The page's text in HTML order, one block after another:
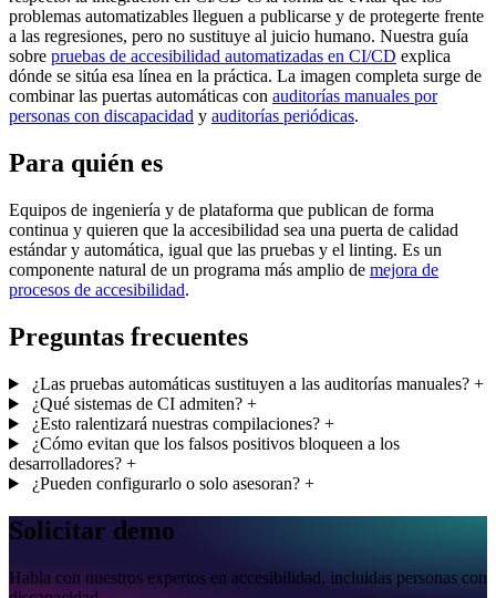
problemas automatizables lleguen a publicarse y de protegerte frente
a las regresiones, pero no sustituye al juicio humano. Nuestra guía
sobre pruebas de accesibilidad automatizadas en CI/CD explica
dónde se sitúa esa línea en la práctica. La imagen completa surge de
combinar las puertas automáticas con auditorías manuales por
personas con discapacidad y auditorías periódicas.
Para quién es
Equipos de ingeniería y de plataforma que publican de forma
continua y quieren que la accesibilidad sea una puerta de calidad
estándar y automática, igual que las pruebas y el linting. Es un
componente natural de un programa más amplio de mejora de
procesos de accesibilidad.
Preguntas frecuentes
¿Las pruebas automáticas sustituyen a las auditorías manuales? +
¿Qué sistemas de CI admiten? +
¿Esto ralentizará nuestras compilaciones? +
¿Cómo evitan que los falsos positivos bloqueen a los
desarrolladores? +
¿Pueden configurarlo o solo asesoran? +
Solicitar demo
Habla con nuestros expertos en accesibilidad, incluidas personas con